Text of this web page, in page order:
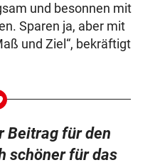
und besonnen mit
Sparen ja, aber mit
und Ziel“, bekräftigt
Beitrag für den
schöner für das